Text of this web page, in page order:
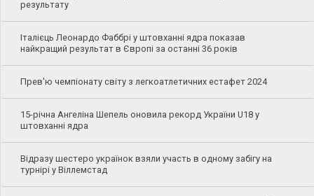
результату
Італієць Леонардо Фаббрі у штовханні ядра показав
найкращий результат в Європі за останні 36 років
Прев'ю чемпіонату світу з легкоатлетичних естафет 2024
15-річна Ангеліна Шепель оновила рекорд України U18 у
штовханні ядра
Відразу шестеро українок взяли участь в одному забігу на
турнірі у Віллемстад